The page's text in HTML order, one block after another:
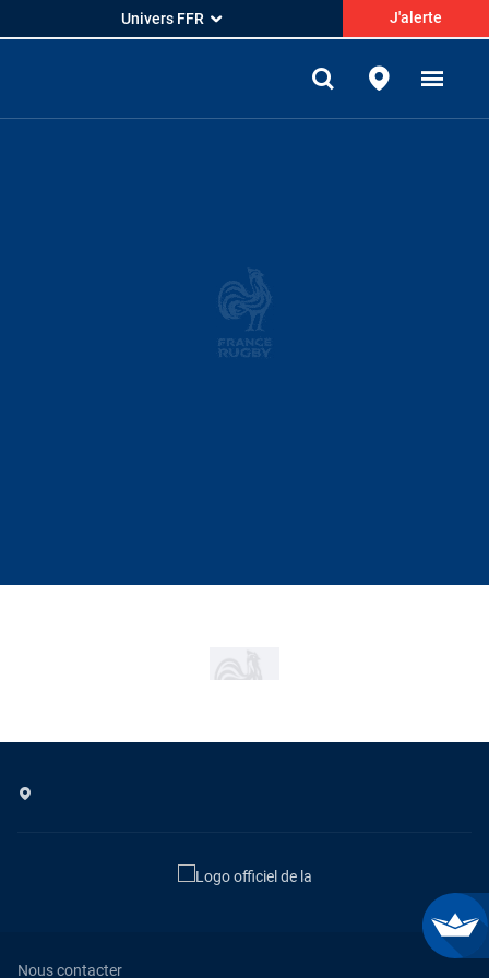
Univers FFR J'alerte
Nous contacter